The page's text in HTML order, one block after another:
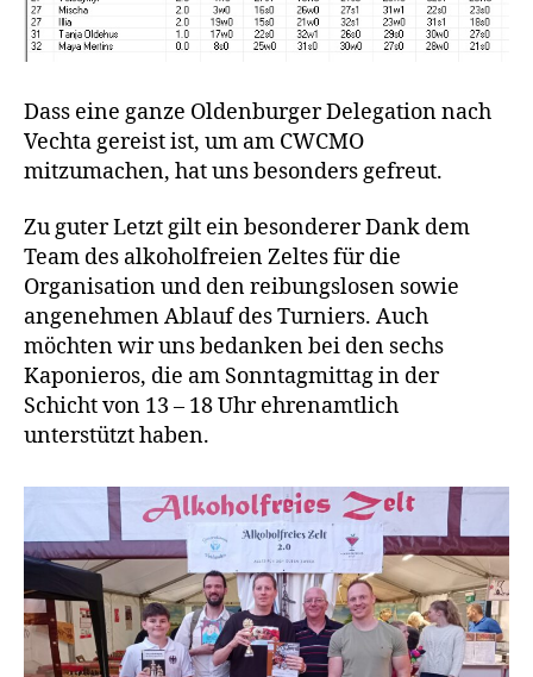
Dass eine ganze Oldenburger Delegation nach
Vechta gereist ist, um am CWCMO
mitzumachen, hat uns besonders gefreut.
Zu guter Letzt gilt ein besonderer Dank dem
Team des alkoholfreien Zeltes für die
Organisation und den reibungslosen sowie
angenehmen Ablauf des Turniers. Auch
möchten wir uns bedanken bei den sechs
Kaponieros, die am Sonntagmittag in der
Schicht von 13 – 18 Uhr ehrenamtlich
unterstützt haben.